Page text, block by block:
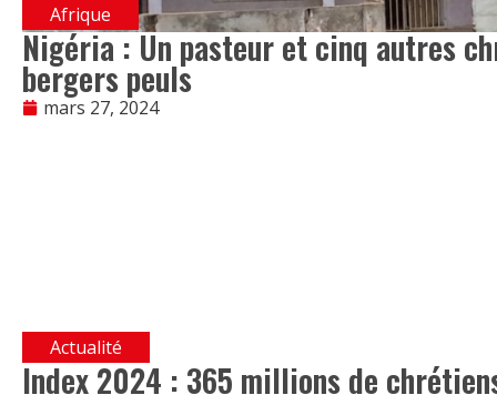
Afrique
Nigéria : Un pasteur et cinq autres
bergers peuls
mars 27, 2024
Actualité
Index 2024 : 365 millions de